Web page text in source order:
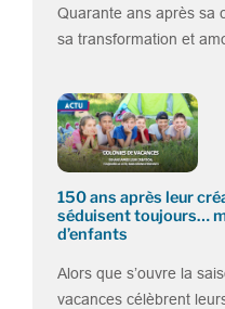
Quarante ans après sa
sa transformation et
150 ans après leur
séduisent toujours…
d’enfants
Alors que s’ouvre la
vacances célèbrent